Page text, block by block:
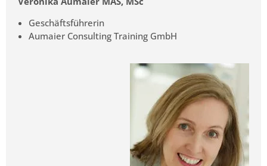
Geschäftsführerin
Aumaier Consulting Training GmbH